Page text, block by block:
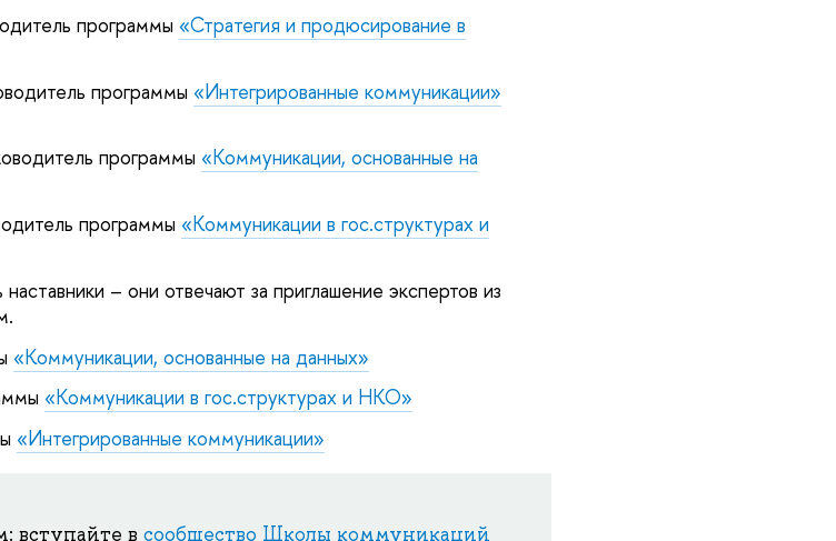
программы «Стратегия и продюсирование в
программы «Интегрированные коммуникации»
программы «Коммуникации, основанные на
программы «Коммуникации в гос.структурах и
– они отвечают за приглашение экспертов из
«Коммуникации, основанные на данных»
«Коммуникации в гос.структурах и НКО»
«Интегрированные коммуникации»
вступайте в сообщество Школы коммуникаций